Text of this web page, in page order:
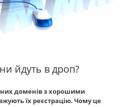
йдуть в дроп?
доменів з хорошими
їх реєстрацію. Чому це